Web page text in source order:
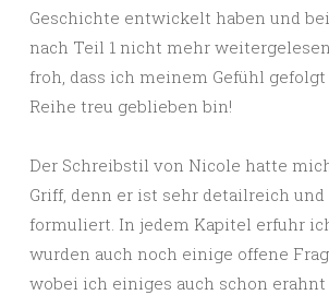
Geschichte entwickelt haben und
nach Teil 1 nicht mehr
froh, dass ich meinem Gefühl
Reihe treu geblieben bin!
Der Schreibstil von Nicole hatte
Griff, denn er ist sehr detailreich
formuliert. In jedem Kapitel erfuhr
wurden auch noch einige offene
wobei ich einiges auch schon